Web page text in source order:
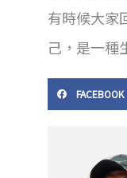
有時候大家
己，是一種
FACEBOOK